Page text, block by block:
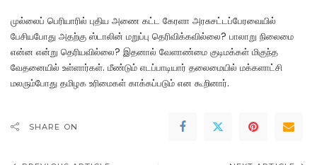
முல்லைப் பெரியாரில் புதிய அணை கட்ட கேரளா அரசுசட்டப்பேரவையில்
பேசியபோது அதற்கு ஸ்டாலின் மறுப்பு தெரிவிக்கவில்லை? பாலாறு நிலைமை
என்ன என்று தெரியவில்லை? இதனால் வேளாண்மை குடிமக்கள் மிகுந்த
வேதனையில் உள்ளார்கள். மீண்டும் எடப்பாடியார் தலைமையில் மக்களாட்சி
மலரும்போது தமிழக உரிமைகள் காக்கப்படும் என கூறினார்.
SHARE ON